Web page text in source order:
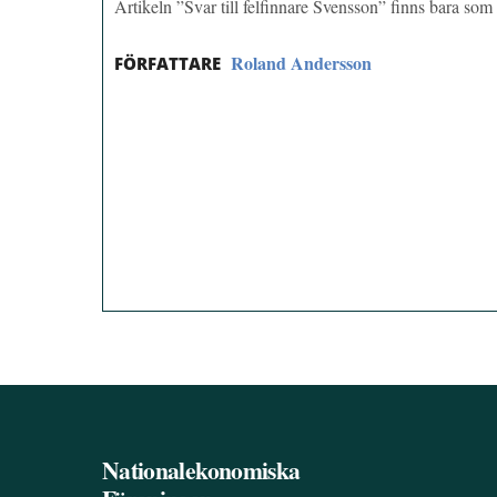
Artikeln ”Svar till felfinnare Svensson” finns bara
FÖRFATTARE Roland Andersson
Nationalekonomiska